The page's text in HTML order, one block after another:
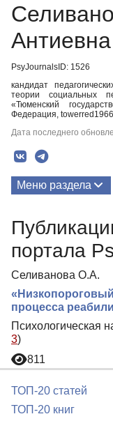
Антиевна
PsyJournalsID: 1526
кандидат
теории социальных
«Тюменский
Федерация,
Дата последнего
Меню раздела
портала
Селиванова О.А.
процесса
Психологическая
3)
811
ТОП-20 статей
ТОП-20 книг